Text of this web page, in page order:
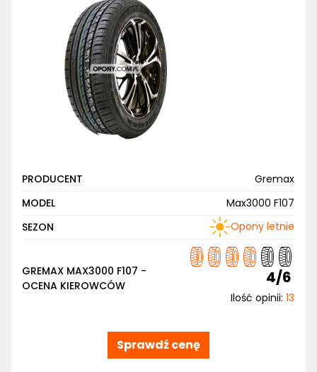
PRODUCENT
Gremax
MODEL
Max3000 F107
SEZON
Opony letnie
GREMAX MAX3000 F107 -
OCENA KIEROWCÓW
4/6
Ilość opinii: 13
Sprawdź cenę